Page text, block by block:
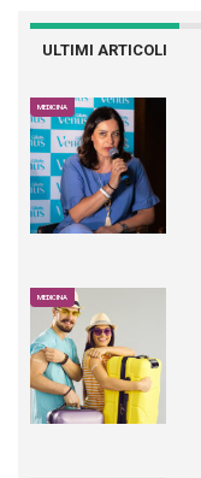
ULTIMI ARTICOLI
MEDICINA
MEDICINA